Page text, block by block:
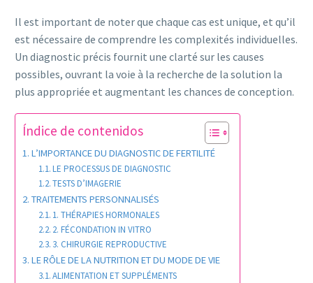
Il est important de noter que chaque cas est unique, et qu’il
est nécessaire de comprendre les complexités individuelles.
Un diagnostic précis fournit une clarté sur les causes
possibles, ouvrant la voie à la recherche de la solution la
plus appropriée et augmentant les chances de conception.
Índice de contenidos
L’IMPORTANCE DU DIAGNOSTIC DE FERTILITÉ
LE PROCESSUS DE DIAGNOSTIC
TESTS D’IMAGERIE
TRAITEMENTS PERSONNALISÉS
1. THÉRAPIES HORMONALES
2. FÉCONDATION IN VITRO
3. CHIRURGIE REPRODUCTIVE
LE RÔLE DE LA NUTRITION ET DU MODE DE VIE
ALIMENTATION ET SUPPLÉMENTS